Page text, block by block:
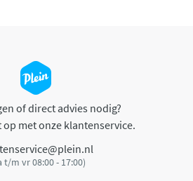
of direct advies nodig?
op met onze klantenservice.
t/m vr 08:00 - 17:00)